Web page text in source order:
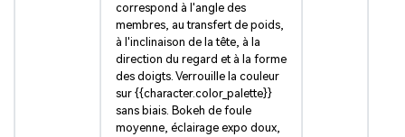
correspond à l'angle des
membres, au transfert de poids,
à l'inclinaison de la tête, à la
direction du regard et à la forme
des doigts. Verrouille la couleur
sur {{character.color_palette}}
sans biais. Bokeh de foule
moyenne, éclairage expo doux,